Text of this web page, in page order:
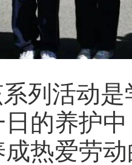
列活动
的养护
热爱劳